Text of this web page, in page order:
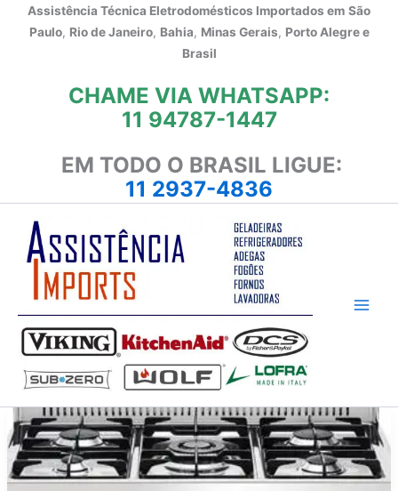
Assistência Técnica Eletrodomésticos Importados em São
Paulo, Rio de Janeiro, Bahia, Minas Gerais, Porto Alegre e
Brasil
CHAME VIA WHATSAPP:
11 94787-1447
EM TODO O BRASIL LIGUE:
11 2937-4836